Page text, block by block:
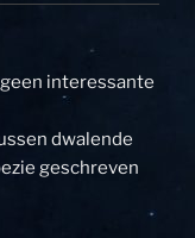
interessante
dwalende
geschreven